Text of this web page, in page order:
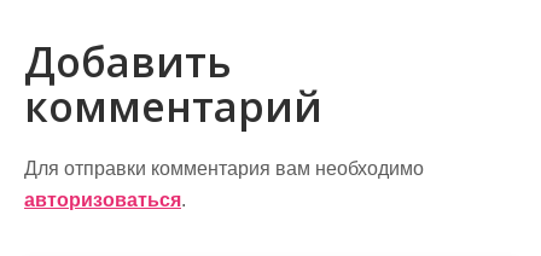
в
и
а
Добавить
комментарий
Для отправки комментария вам необходимо
авторизоваться.